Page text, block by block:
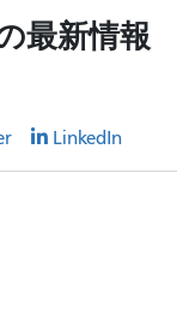
最新情報
LinkedIn